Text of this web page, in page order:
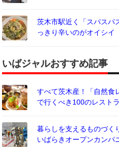
茨木市駅近く「スパスパ
っきり辛いのがオイシイ
いばジャルおすすめ記事
すべて茨木産！「自然食
で行くべき100のレスト
暮らしを支えるものづく
いばらきオープンカンパ